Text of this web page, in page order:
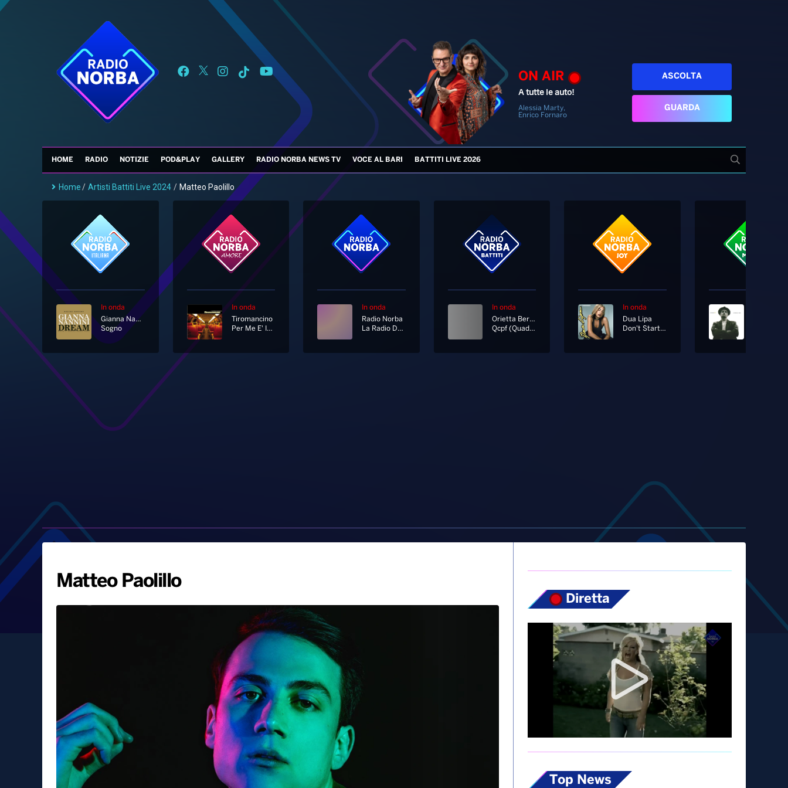
ON AIR
A tutte le auto!
Alessia Marty,
Enrico Fornaro
ASCOLTA
GUARDA
HOME RADIO NOTIZIE POD&PLAY GALLERY RADIO NORBA NEWS TV VOCE AL BARI BATTITI LIVE 2026
Home/ Artisti Battiti Live 2024 / Matteo Paolillo
In onda
Gianna Nannini
Sogno
In onda
Tiromancino
Per Me E' Importante
In onda
Radio Norba
La Radio Del Sud
In onda
Orietta Berti Ft. Il Rosso; Iaem
Qcpf (Quadri Cuori Picche Fiori)
In onda
Dua Lipa
Don't Start Now
Matteo Paolillo
Diretta
Top News